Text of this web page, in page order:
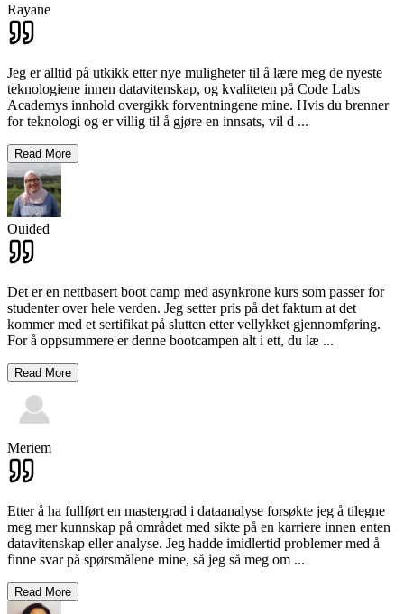
Rayane
Jeg er alltid på utkikk etter nye muligheter til å lære meg de nyeste
teknologiene innen datavitenskap, og kvaliteten på Code Labs
Academys innhold overgikk forventningene mine. Hvis du brenner
for teknologi og er villig til å gjøre en innsats, vil d ...
Read More
Ouided
Det er en nettbasert boot camp med asynkrone kurs som passer for
studenter over hele verden. Jeg setter pris på det faktum at det
kommer med et sertifikat på slutten etter vellykket gjennomføring.
For å oppsummere er denne bootcampen alt i ett, du læ ...
Read More
Meriem
Etter å ha fullført en mastergrad i dataanalyse forsøkte jeg å tilegne
meg mer kunnskap på området med sikte på en karriere innen enten
datavitenskap eller analyse. Jeg hadde imidlertid problemer med å
finne svar på spørsmålene mine, så jeg så meg om ...
Read More